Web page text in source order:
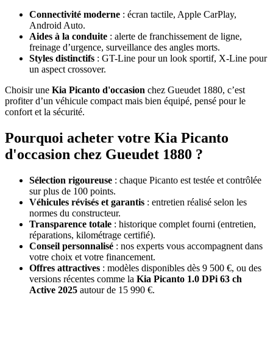
Connectivité moderne : écran tactile, Apple CarPlay,
Android Auto.
Aides à la conduite : alerte de franchissement de ligne,
freinage d’urgence, surveillance des angles morts.
Styles distinctifs : GT-Line pour un look sportif, X-Line pour
un aspect crossover.
Choisir une Kia Picanto d'occasion chez Gueudet 1880, c’est
profiter d’un véhicule compact mais bien équipé, pensé pour le
confort et la sécurité.
Pourquoi acheter votre Kia Picanto
d'occasion chez Gueudet 1880 ?
Sélection rigoureuse : chaque Picanto est testée et contrôlée
sur plus de 100 points.
Véhicules révisés et garantis : entretien réalisé selon les
normes du constructeur.
Transparence totale : historique complet fourni (entretien,
réparations, kilométrage certifié).
Conseil personnalisé : nos experts vous accompagnent dans
votre choix et votre financement.
Offres attractives : modèles disponibles dès 9 500 €, ou des
versions récentes comme la Kia Picanto 1.0 DPi 63 ch
Active 2025 autour de 15 990 €.